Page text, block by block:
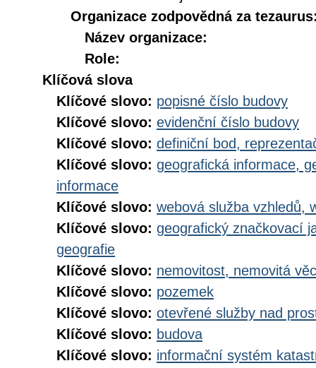
Organizace zodpovědná za
Název organizace:
Role:
Klíčová slova
Klíčové slovo: popisné číslo budovy
Klíčové slovo: evidenční číslo budovy
Klíčové slovo: definiční bod,
Klíčové slovo: geografická informace,
informace
Klíčové slovo: webová služba vzhledů,
Klíčové slovo: geografický značkovací
geografie
Klíčové slovo: nemovitost, nemovitá věc
Klíčové slovo: pozemek
Klíčové slovo: otevřené služby nad
Klíčové slovo: budova
Klíčové slovo: informační systém